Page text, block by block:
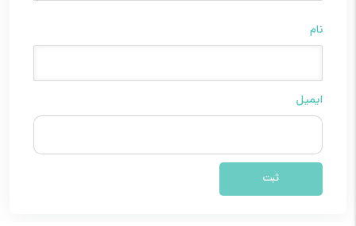
نام
ایمیل